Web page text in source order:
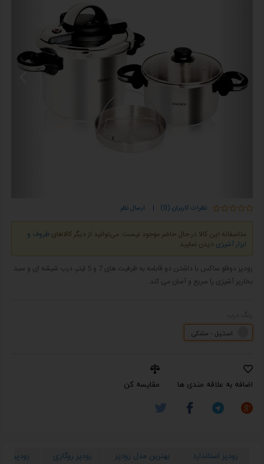
نظرات کاربران (0) | ارسال نظر
متاسفانه این کالا در حال حاضر موجود نیست. می‌توانید از دیگر کالاهایظروف و
ابزار آشپزی دیدن نمایید.
زودپز دوقلو ساکس با داشتن دو قابلمه به ظرفیت های 7 و 5 لیتر، درب شیشه ای و سبد
بخارپز آشپزی را سریع و آسان می کند.
استیل - مشکی
اضافه به علاقه مندی ها مقایسه کن
زودپز استاندارد بهترین مدل زودپز زودپز روگازی زودپز